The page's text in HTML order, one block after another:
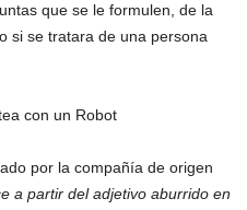
que se le formulen, de la
si se tratara de una persona
por la compañía de origen
a partir del adjetivo aburrido en